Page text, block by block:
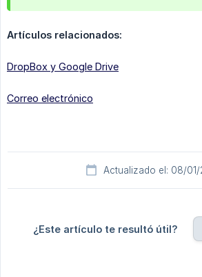
Artículos relacionados:
DropBox y Google Drive
Correo electrónico
Actualizado el: 08/
¿Este artículo te resultó útil?